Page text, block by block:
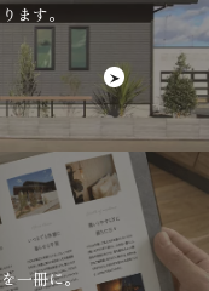
ます。
一冊に。